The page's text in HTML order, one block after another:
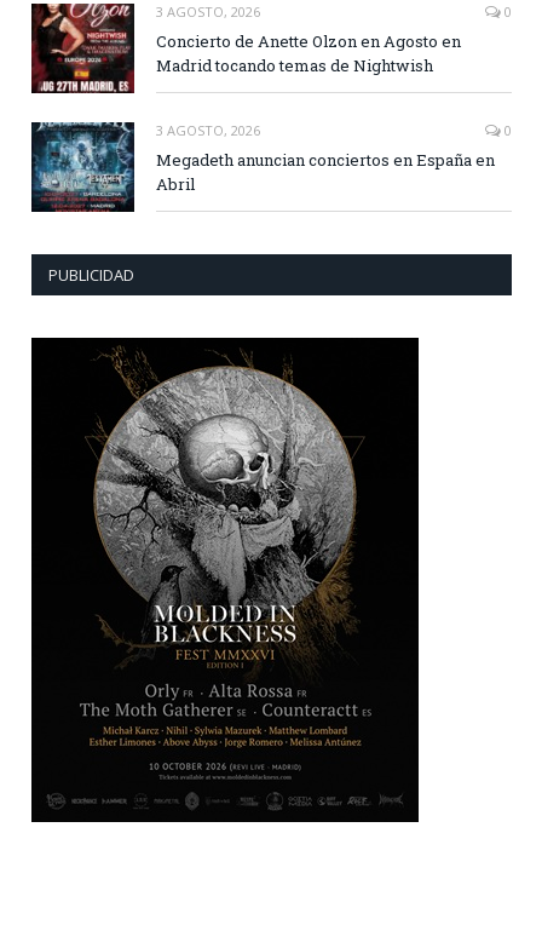
3 AGOSTO, 2026 0
Concierto de Anette Olzon en Agosto en
Madrid tocando temas de Nightwish
3 AGOSTO, 2026 0
Megadeth anuncian conciertos en España en
Abril
PUBLICIDAD